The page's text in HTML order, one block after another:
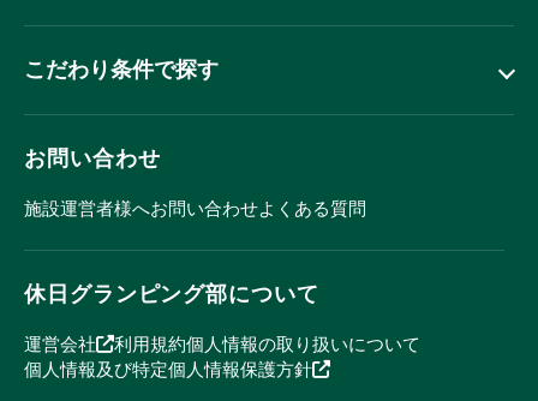
こだわり条件で探す
お問い合わせ
施設運営者様へお問い合わせよくある質問
休日グランピング部について
運営会社 利用規約個人情報の取り扱いについて
個人情報及び特定個人情報保護方針